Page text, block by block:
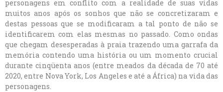
personagens em conflito com a realidade de suas vidas
muitos anos após os sonhos que não se concretizaram e
destas pessoas que se modificaram a tal ponto de não se
identificarem com elas mesmas no passado. Como ondas
que chegam desesperadas à praia trazendo uma garrafa da
memória contendo uma história ou um momento crucial
durante cinqüenta anos (entre meados da década de 70 até
2020, entre Nova York, Los Angeles e até a África) na vida das
personagens.